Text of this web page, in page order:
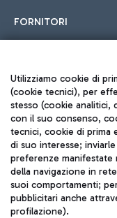
FORNITORI
Seguici sui
Utilizziamo cookie di
(cookie tecnici), per
stesso (cookie analitici,
con il suo consenso,
tecnici, cookie di prima
di suo interesse;
preferenze manifestate
della navigazione in
suoi comportamenti;
pubblicitari anche
profilazione).